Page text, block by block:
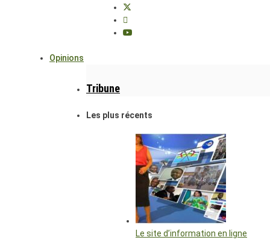
Opinions
Tribune
Les plus récents
Le site d’information en ligne